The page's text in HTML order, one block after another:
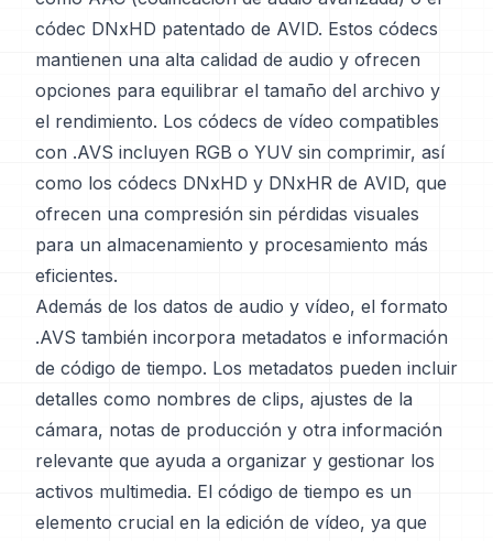
códec DNxHD patentado de AVID. Estos códecs
mantienen una alta calidad de audio y ofrecen
opciones para equilibrar el tamaño del archivo y
el rendimiento. Los códecs de vídeo compatibles
con .AVS incluyen RGB o YUV sin comprimir, así
como los códecs DNxHD y DNxHR de AVID, que
ofrecen una compresión sin pérdidas visuales
para un almacenamiento y procesamiento más
eficientes.
Además de los datos de audio y vídeo, el formato
.AVS también incorpora metadatos e información
de código de tiempo. Los metadatos pueden incluir
detalles como nombres de clips, ajustes de la
cámara, notas de producción y otra información
relevante que ayuda a organizar y gestionar los
activos multimedia. El código de tiempo es un
elemento crucial en la edición de vídeo, ya que